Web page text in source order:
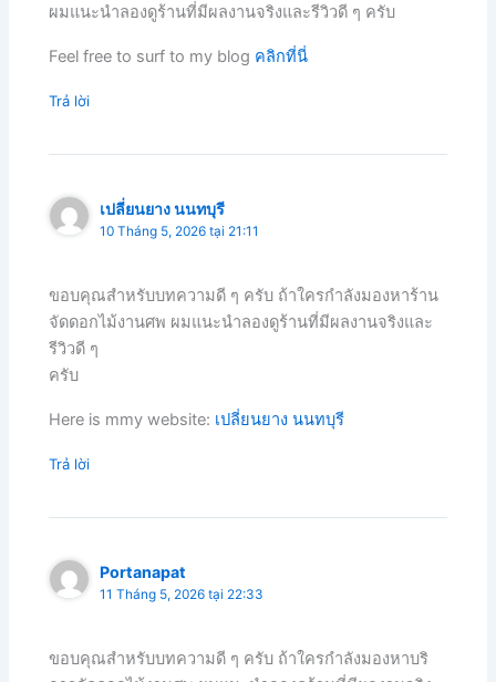
ผมแนะนำลองดูร้านที่มีผลงานจริงและรีวิวดี ๆ ครับ
Feel free to surf to my blog คลิกที่นี่
Trả lời
เปลี่ยนยาง นนทบุรี
10 Tháng 5, 2026 tại 21:11
ขอบคุณสำหรับบทความดี ๆ ครับ ถ้าใครกำลังมองหาร้าน
จัดดอกไม้งานศพ ผมแนะนำลองดูร้านที่มีผลงานจริงและ
รีวิวดี ๆ
ครับ
Here is mmy website: เปลี่ยนยาง นนทบุรี
Trả lời
Portanapat
11 Tháng 5, 2026 tại 22:33
ขอบคุณสำหรับบทความดี ๆ ครับ ถ้าใครกำลังมองหาบริ